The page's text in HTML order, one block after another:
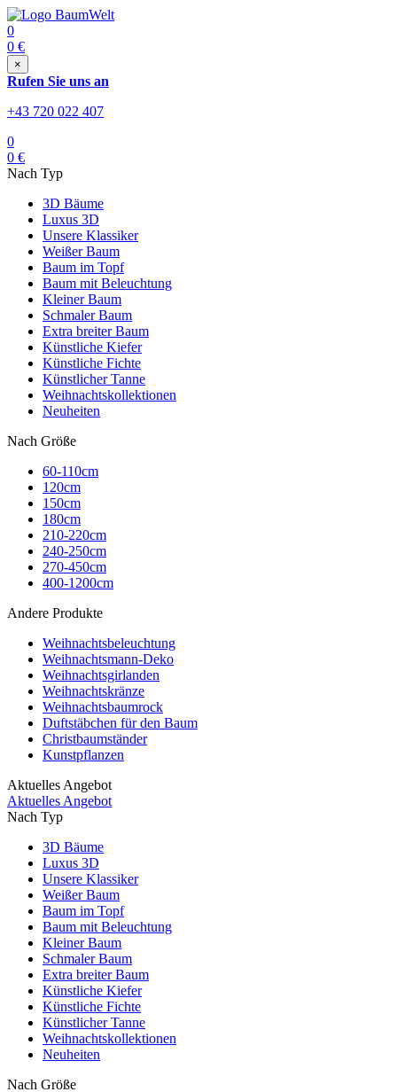
0
0 €
×
Rufen Sie uns an
+43 720 022 407
0
0 €
Nach Typ
3D Bäume
Luxus 3D
Unsere Klassiker
Weißer Baum
Baum im Topf
Baum mit Beleuchtung
Kleiner Baum
Schmaler Baum
Extra breiter Baum
Künstliche Kiefer
Künstliche Fichte
Künstlicher Tanne
Weihnachtskollektionen
Neuheiten
Nach Größe
60-110cm
120cm
150cm
180cm
210-220cm
240-250cm
270-450cm
400-1200cm
Andere Produkte
Weihnachtsbeleuchtung
Weihnachtsmann-Deko
Weihnachtsgirlanden
Weihnachtskränze
Weihnachtsbaumrock
Duftstäbchen für den Baum
Christbaumständer
Kunstpflanzen
Aktuelles Angebot
Aktuelles Angebot
Nach Typ
3D Bäume
Luxus 3D
Unsere Klassiker
Weißer Baum
Baum im Topf
Baum mit Beleuchtung
Kleiner Baum
Schmaler Baum
Extra breiter Baum
Künstliche Kiefer
Künstliche Fichte
Künstlicher Tanne
Weihnachtskollektionen
Neuheiten
Nach Größe